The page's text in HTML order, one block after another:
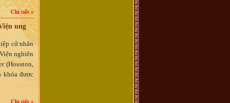
Chi tiết »
ung
cử nhân
nghiên
(Houston,
khóa được
Chi tiết »